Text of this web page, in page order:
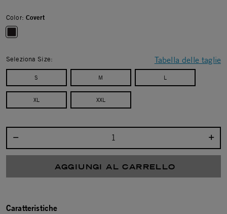
Color: Covert
Tabella delle taglie
Seleziona Size:
S M L
XL XXL
AGGIUNGI AL CARRELLO
Caratteristiche